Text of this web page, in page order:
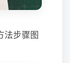
法步骤图